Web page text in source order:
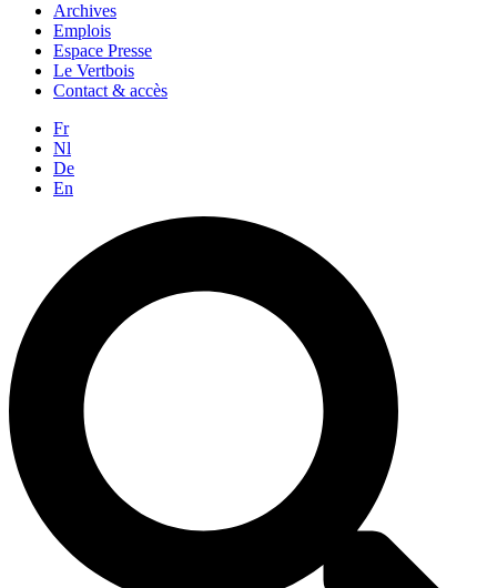
Archives
Emplois
Espace Presse
Le Vertbois
Contact & accès
Fr
Nl
De
En